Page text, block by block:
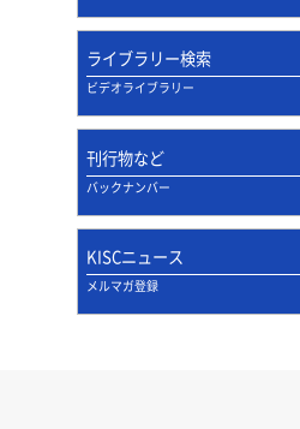
ライブラリー検索
ビデオライブラリー
刊行物など
バックナンバー
KISCニュース
メルマガ登録